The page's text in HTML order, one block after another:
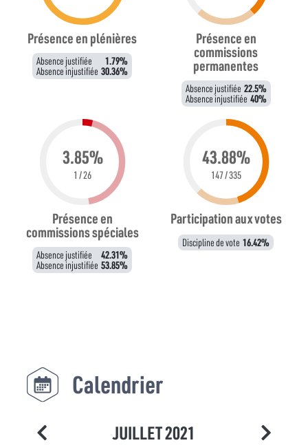
Présence en plénières
Absence justifiée 1.79%
Absence injustifiée 30.36%
Présence en
commissions
permanentes
Absence justifiée 22.5%
Absence injustifiée 40%
3.85%
1 / 26
Présence en
commissions spéciales
Absence justifiée 42.31%
Absence injustifiée 53.85%
43.88%
147 / 335
Participation aux votes
Discipline de vote 16.42%
Calendrier
JUILLET 2021